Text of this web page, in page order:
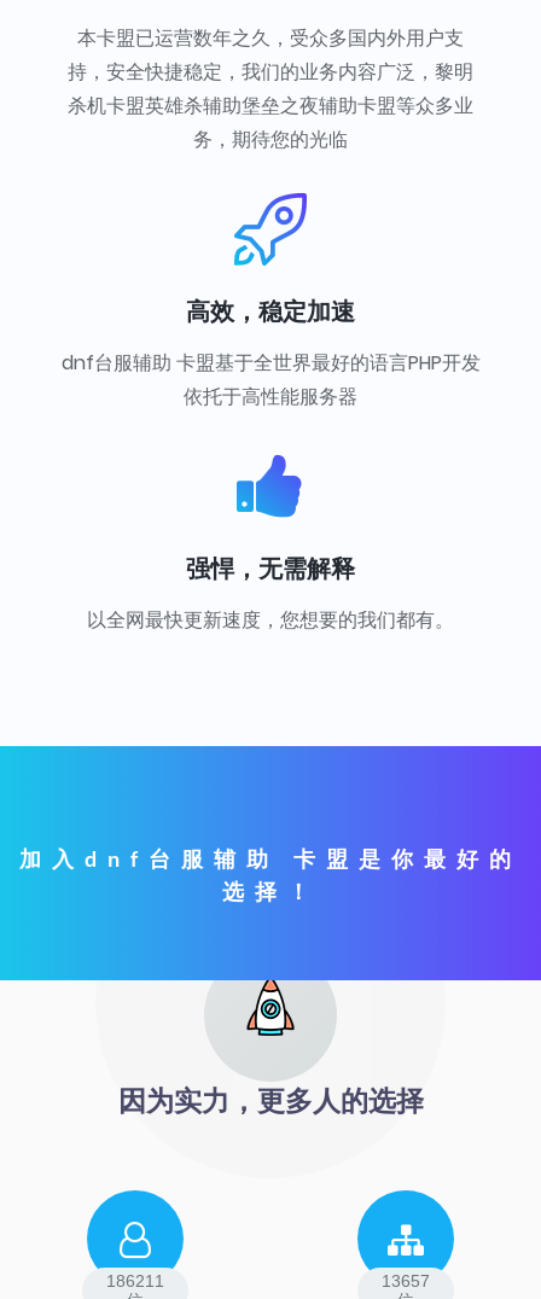
本卡盟已运营数年之久，受众多国内外用户支
持，安全快捷稳定，我们的业务内容广泛，黎明
杀机卡盟英雄杀辅助堡垒之夜辅助卡盟等众多业
务，期待您的光临
高效，稳定加速
dnf台服辅助 卡盟基于全世界最好的语言PHP开发
依托于高性能服务器
强悍，无需解释
以全网最快更新速度，您想要的我们都有。
加入dnf台服辅助 卡盟是你最好的
选择！
因为实力，更多人的选择
186211
13657